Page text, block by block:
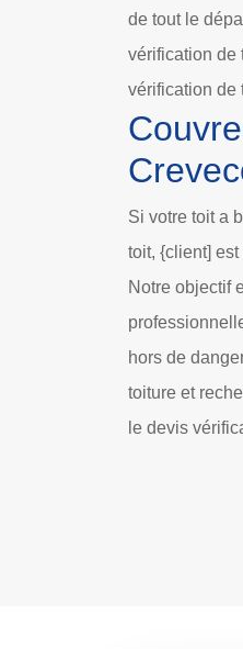
de tout le
vérification de
vérification de
Si votre toit a
toit, {client]
Notre objectif
hors de
toiture et
le devis